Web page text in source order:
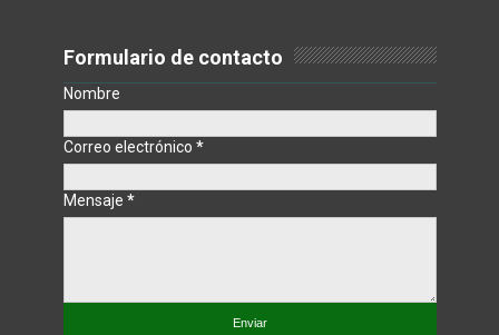
Formulario de contacto
Nombre
Correo electrónico *
Mensaje *